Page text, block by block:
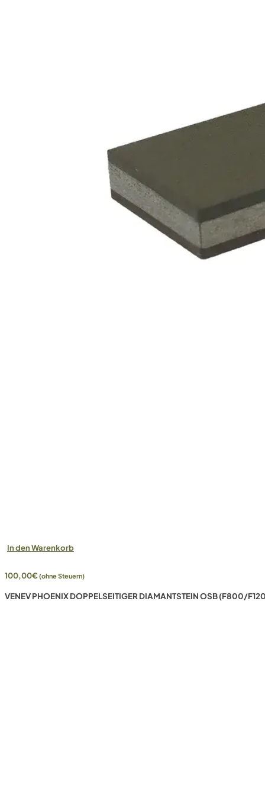
In den Warenkorb
100,00€(ohne Steuern)
VENEV PHOENIX DOPPELSEITIGER DIAMANTSTEIN OSB (F800/